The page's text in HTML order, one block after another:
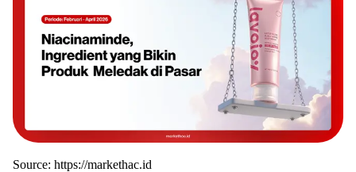
Source: https://markethac.id